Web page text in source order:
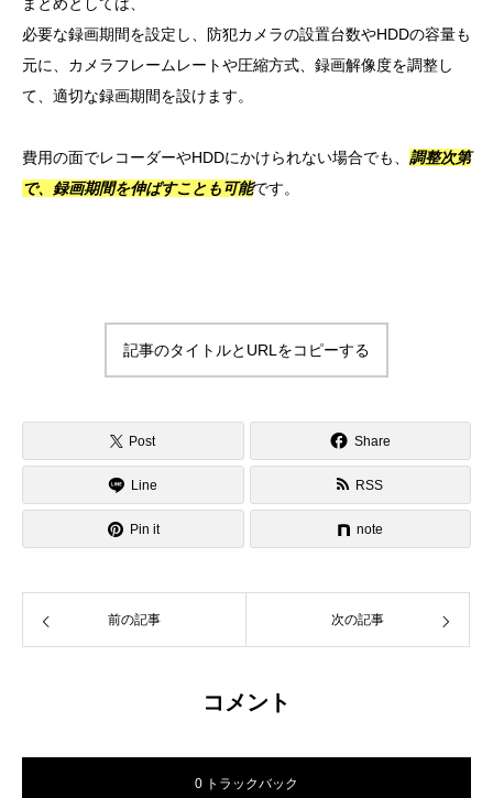
必要な録画期間を設定し、防犯カメラの設置台数やHDDの容量も
元に、カメラフレームレートや圧縮方式、録画解像度を調整し
て、適切な録画期間を設けます。
費用の面でレコーダーやHDDにかけられない場合でも、 調整次第
で、録画期間を伸ばすことも可能です。
記事のタイトルとURLをコピーする
Post Share
Line RSS
Pin it note
前の記事 次の記事
コメント
0 トラックバック